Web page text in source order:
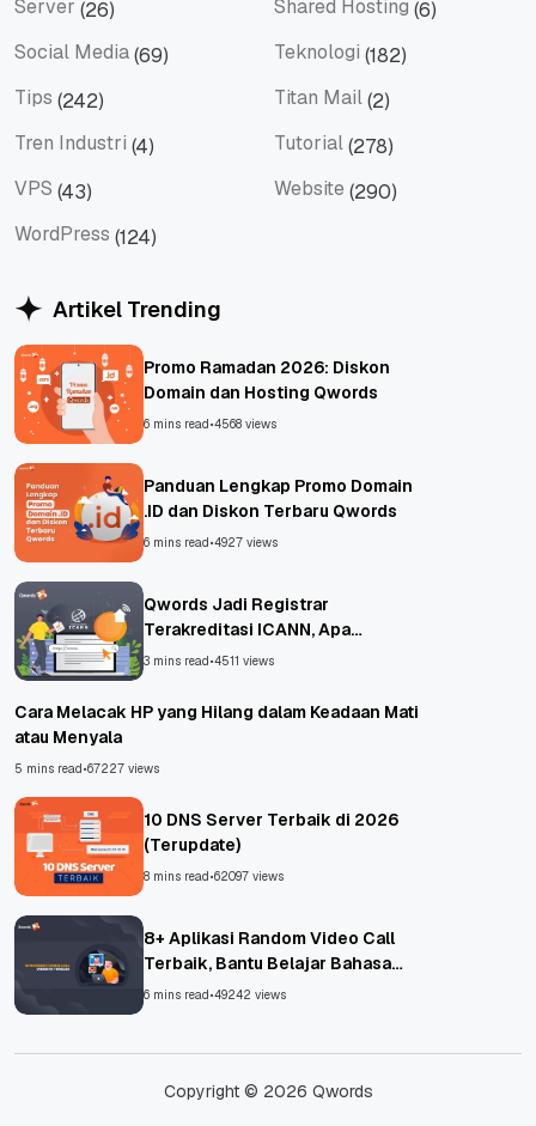
Server (26) Shared Hosting (6)
Social Media(69) Teknologi (182)
Tips (242) Titan Mail(2)
Tren Industri (4) Tutorial(278)
VPS (43) Website (290)
WordPress (124)
Artikel Trending
Promo Ramadan 2026: Diskon
Domain dan Hosting Qwords
6 mins read•4568 views
Panduan Lengkap Promo Domain
.ID dan Diskon Terbaru Qwords
6 mins read•4927 views
Qwords Jadi Registrar
Terakreditasi ICANN, Apa
Untungnya?
3 mins read•4511 views
Cara Melacak HP yang Hilang dalam Keadaan Mati
atau Menyala
5 mins read•67227 views
10 DNS Server Terbaik di 2026
(Terupdate)
8 mins read•62097 views
8+ Aplikasi Random Video Call
Terbaik, Bantu Belajar Bahasa
Asing!
6 mins read•49242 views
Copyright © 2026 Qwords